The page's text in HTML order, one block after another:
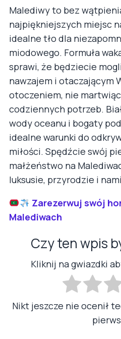
Malediwy to bez
najpiękniejszych miejsc
idealne tło dla
miodowego. Formuła
sprawi, że będziecie
nawzajem i otaczającym
otoczeniem, nie
codziennych potrzeb.
wody oceanu i bogaty
idealne warunki do
miłości. Spędźcie swój
małżeństwo na
luksusie, przyrodzie i
Zarezerwuj swój
Malediwach
Czy ten wpis
Kliknij na gwiazdki
Nikt jeszcze nie ocenił